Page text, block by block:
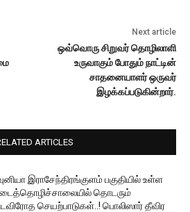
Next article
ஒவ்வொரு சிறுவர் தொழிலாளி
உருவாகும் போதும் நாட்டின்
சாதனையாளர் ஒருவர்
இழக்கப்படுகின்றார்.
ARTICLES
இராசேந்திரங்குளம் பகுதியில் உள்ள
தொடரும்
செயற்பாடுகள்..! பொலிஸார் தீவிர